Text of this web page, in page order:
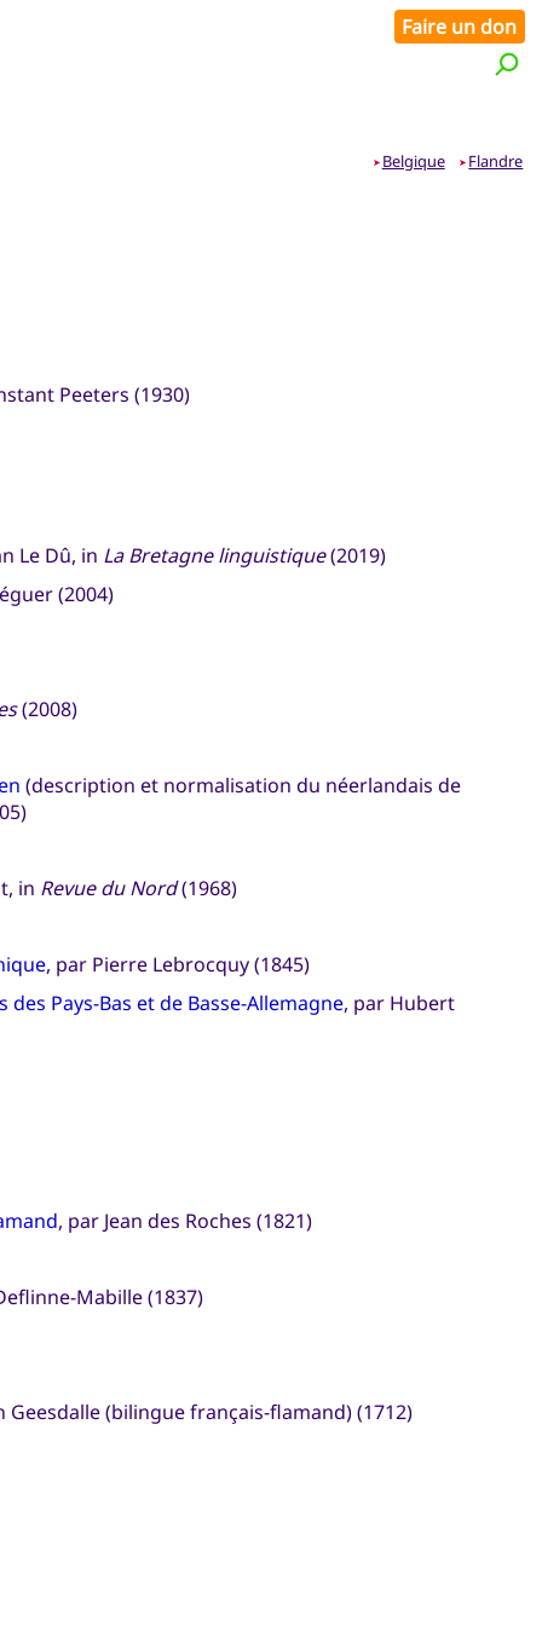
Faire un don
➤ Belgique ➤ Flandre
Peeters (1930)
Le Dû, in La Bretagne linguistique(2019)
(2004)
(2008)
(description et normalisation du néerlandais de
in Revue du Nord(1968)
, par Pierre Lebrocquy (1845)
Pays-Bas et de Basse-Allemagne, par Hubert
, par Jean des Roches (1821)
Mabille (1837)
Geesdalle (bilingue français-flamand) (1712)